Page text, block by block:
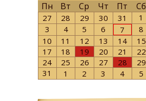
Пн
Вт Ср Чт Пт Сб
27 28 29 30 31 1
3
4 5 6 7 8
10
11 12 13 14 15
17
18 19 20 21 22
24
25 26 27 28 29
31
1 2 3 4 5